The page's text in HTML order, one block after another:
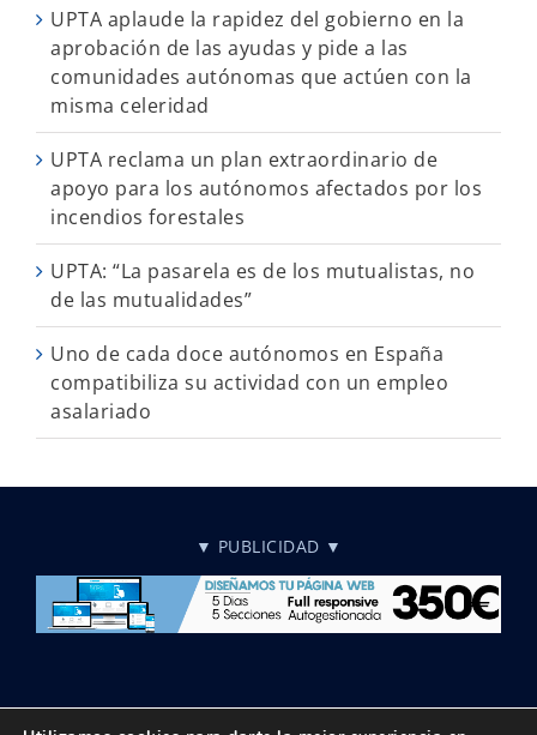
UPTA aplaude la rapidez del gobierno en la
aprobación de las ayudas y pide a las
comunidades autónomas que actúen con la
misma celeridad
UPTA reclama un plan extraordinario de
apoyo para los autónomos afectados por los
incendios forestales
UPTA: “La pasarela es de los mutualistas, no
de las mutualidades”
Uno de cada doce autónomos en España
compatibiliza su actividad con un empleo
asalariado
▼ PUBLICIDAD ▼